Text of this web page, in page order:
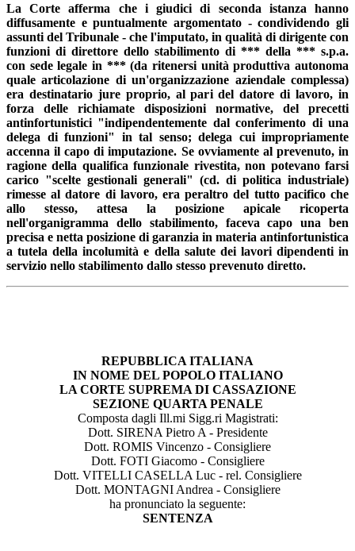
La Corte afferma che i giudici di seconda istanza hanno
diffusamente e puntualmente argomentato - condividendo gli
assunti del Tribunale - che l'imputato, in qualità di dirigente con
funzioni di direttore dello stabilimento di *** della *** s.p.a.
con sede legale in *** (da ritenersi unità produttiva autonoma
quale articolazione di un'organizzazione aziendale complessa)
era destinatario jure proprio, al pari del datore di lavoro, in
forza delle richiamate disposizioni normative, del precetti
antinfortunistici "indipendentemente dal conferimento di una
delega di funzioni" in tal senso; delega cui impropriamente
accenna il capo di imputazione. Se ovviamente al prevenuto, in
ragione della qualifica funzionale rivestita, non potevano farsi
carico "scelte gestionali generali" (cd. di politica industriale)
rimesse al datore di lavoro, era peraltro del tutto pacifico che
allo stesso, attesa la posizione apicale ricoperta
nell'organigramma dello stabilimento, faceva capo una ben
precisa e netta posizione di garanzia in materia antinfortunistica
a tutela della incolumità e della salute dei lavori dipendenti in
servizio nello stabilimento dallo stesso prevenuto diretto.
REPUBBLICA ITALIANA
IN NOME DEL POPOLO ITALIANO
LA CORTE SUPREMA DI CASSAZIONE
SEZIONE QUARTA PENALE
Composta dagli Ill.mi Sigg.ri Magistrati:
Dott. SIRENA Pietro A - Presidente
Dott. ROMIS Vincenzo - Consigliere
Dott. FOTI Giacomo - Consigliere
Dott. VITELLI CASELLA Luc - rel. Consigliere
Dott. MONTAGNI Andrea - Consigliere
ha pronunciato la seguente:
SENTENZA